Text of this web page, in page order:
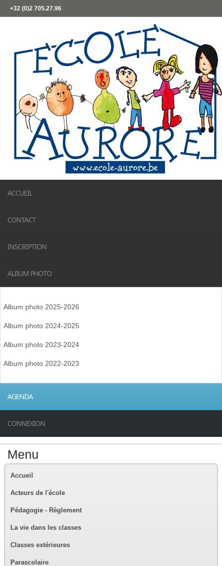
+32 (0)2 705.27.96
ACCUEIL
CONTACT
INSCRIPTION
ALBUM PHOTO
Album photo 2025-2026
Album photo 2024-2025
Album photo 2023-2024
Album photo 2022-2023
AGENDA
CONNEXION
Menu
Accueil
Acteurs de l'école
Pédagogie - Règlement
La vie dans les classes
Classes extérieures
Parascolaire